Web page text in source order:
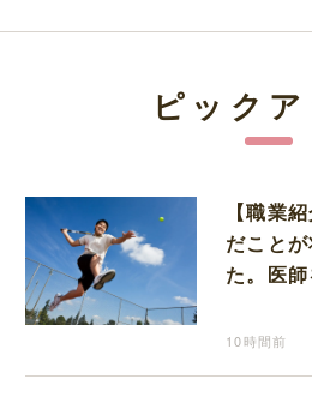
ピック
【職業
だこと
た。医
10時間前